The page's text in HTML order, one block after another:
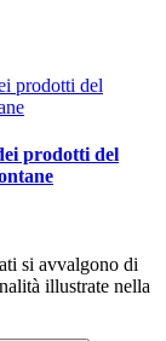
prodotti del
si avvalgono di
illustrate nella